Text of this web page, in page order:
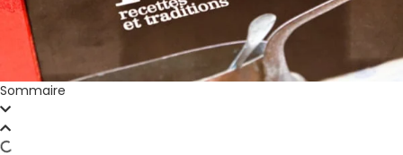
Sommaire